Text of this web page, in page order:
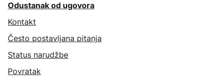
Odustanak od ugovora
Kontakt
Često postavljana pitanja
Status narudžbe
Povratak